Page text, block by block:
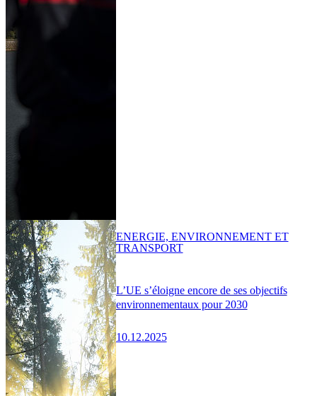
L’UE s’éloigne encore de ses objectifs
environnementaux pour 2030
10.12.2025
ENERGIE, ENVIRONNEMENT ET
TRANSPORT